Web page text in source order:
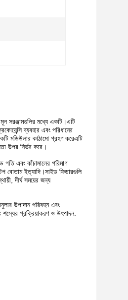
সরঞ্জামগুলির মধ্যে একটি।এটি
ব্যবহার এবং পরিধানের
মডিউলার কাঠামো গ্রহণ করেএটি
উপর নির্ভর করে।
গতি এবং কাঁচামালের পরিমাণ
বোতাম ইত্যাদি।সাইড ফিডারগুলি
দীর্ঘ সময়ের জন্য
উপাদান পরিবহন এবং
শস্যের প্রক্রিয়াকরণ ও উৎপাদন.